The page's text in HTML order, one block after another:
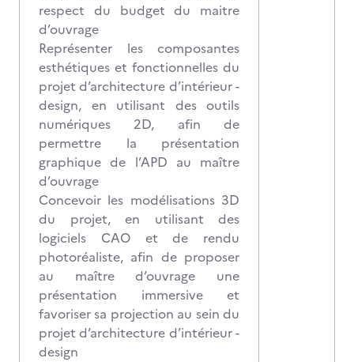
respect du budget du maitre
d’ouvrage
Représenter les composantes
esthétiques et fonctionnelles du
projet d’architecture d’intérieur -
design, en utilisant des outils
numériques 2D, afin de
permettre la présentation
graphique de l’APD au maître
d’ouvrage
Concevoir les modélisations 3D
du projet, en utilisant des
logiciels CAO et de rendu
photoréaliste, afin de proposer
au maître d’ouvrage une
présentation immersive et
favoriser sa projection au sein du
projet d’architecture d’intérieur -
design